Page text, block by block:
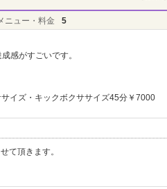
ニュー・料金 5
感がすごいです。
イズ・キックボクササイズ45分￥7000
せて頂きます。